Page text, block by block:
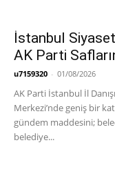
İstanbul
AK Parti
u7159320 - 01/08/2026
AK Parti İstanbul İl
Merkezi’nde geniş bir
gündem maddesini;
belediye...